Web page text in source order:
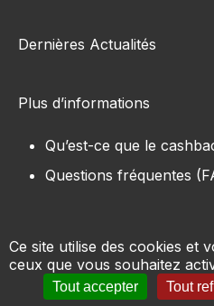
Ce site utilise des cookies et
ceux que vous souhaitez
Tout accepter Tout
Dernières Actualités
Plus d’informations
Qu’est-ce que le
Questions fréquentes
Tous les sites e-commerce
Conditions d’utilisation-